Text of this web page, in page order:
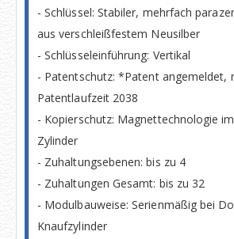
- Schlüssel: Stabiler, mehrfach
aus verschleißfestem Neusilber
- Schlüsseleinführung: Vertikal
- Patentschutz: *Patent angemeldet,
Patentlaufzeit 2038
- Kopierschutz: Magnettechnologie
Zylinder
- Zuhaltungsebenen: bis zu 4
- Zuhaltungen Gesamt: bis zu 32
- Modulbauweise: Serienmäßig bei
Knaufzylinder